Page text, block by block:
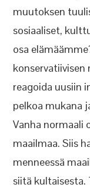
muutoksen
sosiaaliset,
osa
reagoida uusiin
pelkoa mukana
Vanha normaali
maailmaa. Siis
menneessä
siitä kultaisesta.